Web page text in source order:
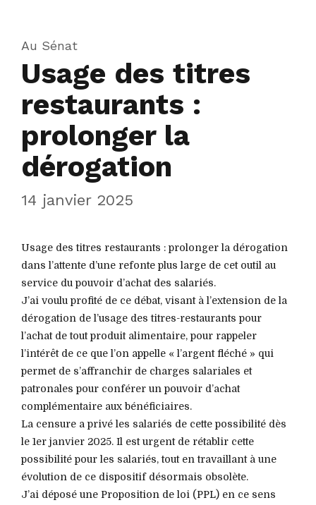
Au Sénat
Usage des titres
restaurants :
prolonger la
dérogation
14 janvier 2025
Usage des titres restaurants : prolonger la dérogation
dans l’attente d’une refonte plus large de cet outil au
service du pouvoir d’achat des salariés.
J’ai voulu profité de ce débat, visant à l’extension de la
dérogation de l’usage des titres-restaurants pour
l’achat de tout produit alimentaire, pour rappeler
l’intérêt de ce que l’on appelle « l’argent fléché » qui
permet de s’affranchir de charges salariales et
patronales pour conférer un pouvoir d’achat
complémentaire aux bénéficiaires.
La censure a privé les salariés de cette possibilité dès
le 1er janvier 2025. Il est urgent de rétablir cette
possibilité pour les salariés, tout en travaillant à une
évolution de ce dispositif désormais obsolète.
J’ai déposé une Proposition de loi (PPL) en ce sens